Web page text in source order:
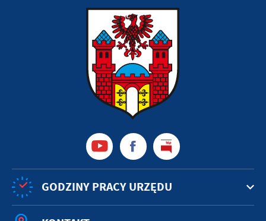
GODZINY PRACY URZĘDU